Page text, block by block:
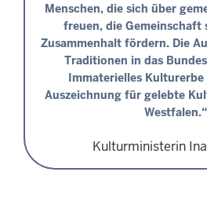
Menschen, die sich über
freuen, die Gemeinschaft
Zusammenhalt fördern. Die
Traditionen in das
Immaterielles
Auszeichnung für gelebte
Westfalen.“
Kulturministerin